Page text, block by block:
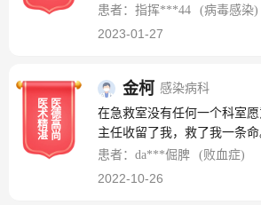
月17日从急诊急救中心辗转到
的感染一科。董主任和蔼可亲
染非常严重，唯有大流量面
续用药，已经是危重症了，
我，说让我和她一起加油，她
怀下，目前我已脱离生命危险
转，这样待患如亲，有知识，
患者：指挥***44 (病毒感染)
2023-01-27
医
术
精
湛
医
德
高
尚
金柯
感染病科
在急救室没有任何一个科室
主任收留了我，救了我一条
不进，是金主任通过他精湛的
一个月可以出院啦。金主任没
患者：da***倔脾 (败血症)
2022-10-26